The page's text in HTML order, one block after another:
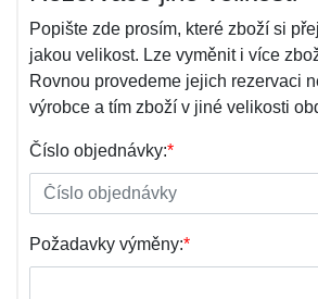
Popište zde prosím, které zboží si
jakou velikost. Lze vyměnit i více
Rovnou provedeme jejich rezervaci
výrobce a tím zboží v jiné velikosti
Číslo objednávky:*
Požadavky výměny:*